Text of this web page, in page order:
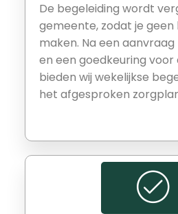
De begeleiding wordt
gemeente, zodat je
maken. Na een
en een goedkeuring voor
bieden wij wekelijkse
het afgesproken